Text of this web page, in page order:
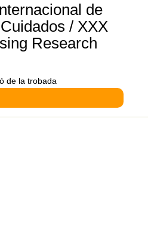
de
/ XXX
Research
de la trobada